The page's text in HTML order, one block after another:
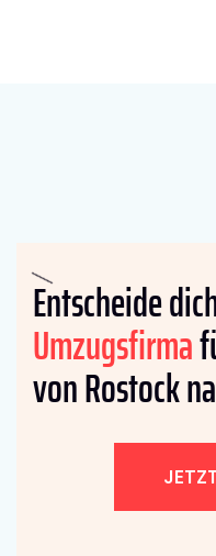
Entscheide
Umzugsfirma
von Rostock